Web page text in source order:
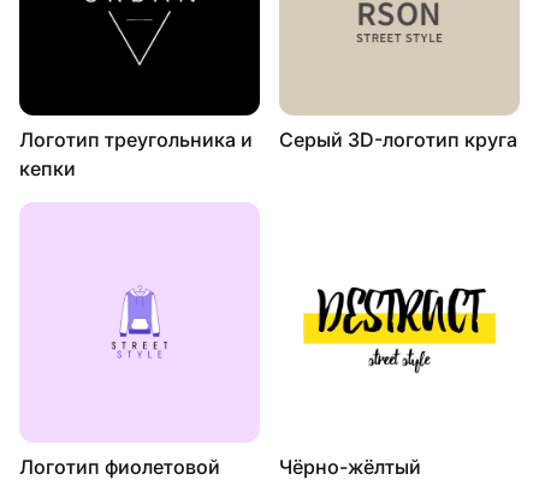
Логотип треугольника и
кепки
Серый 3D-логотип круга
Логотип фиолетовой
Чёрно-жёлтый